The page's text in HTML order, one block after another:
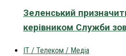
Зеленський
керівником Служби
IT / Телеком / Медіа